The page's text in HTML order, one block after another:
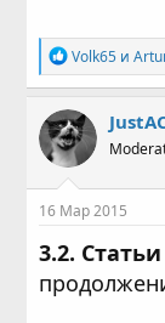
Р
е
а
к
ц
и
и
:
Volk65 и
16 Мар 2015
3.2.